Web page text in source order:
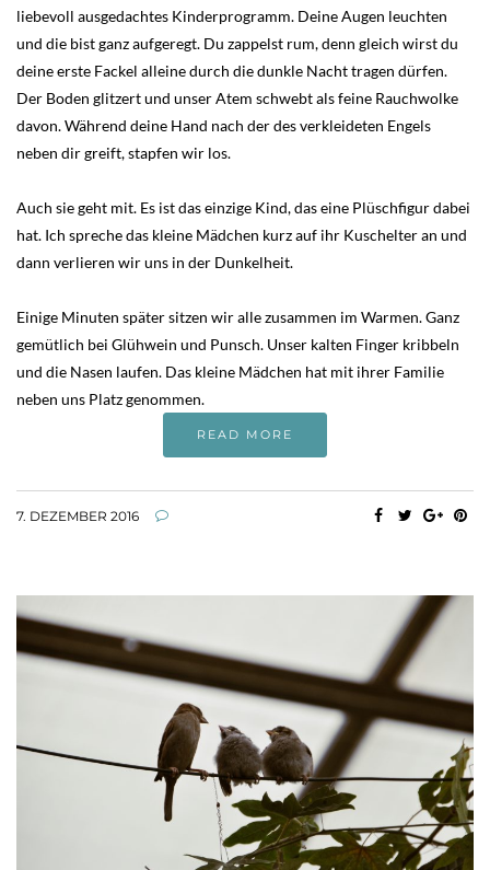
liebevoll ausgedachtes Kinderprogramm. Deine Augen leuchten
und die bist ganz aufgeregt. Du zappelst rum, denn gleich wirst du
deine erste Fackel alleine durch die dunkle Nacht tragen dürfen.
Der Boden glitzert und unser Atem schwebt als feine Rauchwolke
davon. Während deine Hand nach der des verkleideten Engels
neben dir greift, stapfen wir los.
Auch sie geht mit. Es ist das einzige Kind, das eine Plüschfigur dabei
hat. Ich spreche das kleine Mädchen kurz auf ihr Kuschelter an und
dann verlieren wir uns in der Dunkelheit.
Einige Minuten später sitzen wir alle zusammen im Warmen. Ganz
gemütlich bei Glühwein und Punsch. Unser kalten Finger kribbeln
und die Nasen laufen. Das kleine Mädchen hat mit ihrer Familie
neben uns Platz genommen.
READ MORE
7. DEZEMBER 2016